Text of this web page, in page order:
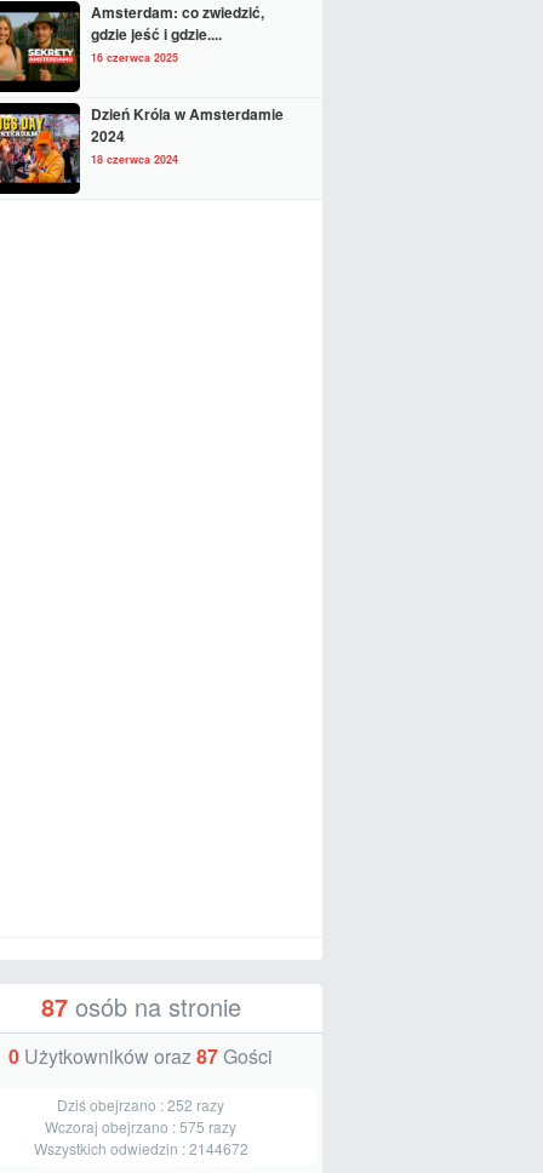
Amsterdam: co zwiedzić,
gdzie jeść i gdzie....
16 czerwca 2025
Dzień Króla w Amsterdamie
2024
18 czerwca 2024
87osób na stronie
0 Użytkowników oraz87Gości
Dziś obejrzano :252 razy
Wczoraj obejrzano :575 razy
Wszystkich odwiedzin :2144672